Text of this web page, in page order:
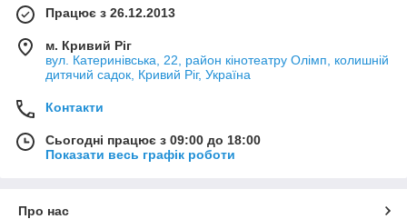
Працює з 26.12.2013
м. Кривий Ріг
вул. Катеринівська, 22, район кінотеатру Олімп, колишній
дитячий садок, Кривий Ріг, Україна
Контакти
Сьогодні працює з 09:00 до 18:00
Показати весь графік роботи
Про нас